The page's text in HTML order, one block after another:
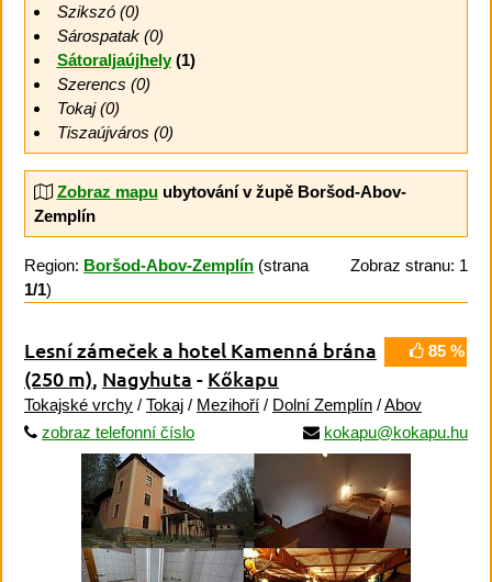
Szikszó (0)
Sárospatak (0)
Sátoraljaújhely(1)
Szerencs (0)
Tokaj (0)
Tiszaújváros (0)
Zobraz mapuubytování v župě Boršod-Abov-
Zemplín
Region: Boršod-Abov-Zemplín (strana
1/1)
Zobraz stranu: 1
85 %
Lesní zámeček a hotel Kamenná brána
(250 m), Nagyhuta - Kőkapu
Tokajské vrchy / Tokaj / Mezihoří / Dolní Zemplín /Abov
zobraz telefonní číslo
kokapu@kokapu.hu